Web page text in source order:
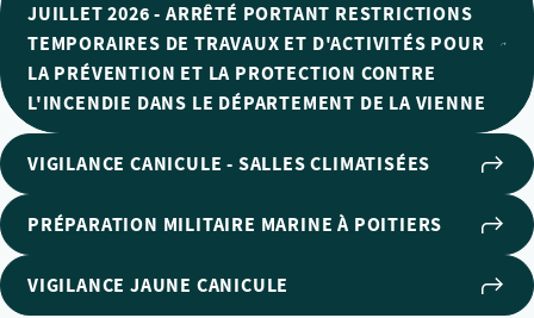
JUILLET 2026 - ARRÊTÉ PORTANT RESTRICTIONS
TEMPORAIRES DE TRAVAUX ET D'ACTIVITÉS POUR
LA PRÉVENTION ET LA PROTECTION CONTRE
L'INCENDIE DANS LE DÉPARTEMENT DE LA VIENNE
VIGILANCE CANICULE - SALLES CLIMATISÉES
PRÉPARATION MILITAIRE MARINE À POITIERS
VIGILANCE JAUNE CANICULE